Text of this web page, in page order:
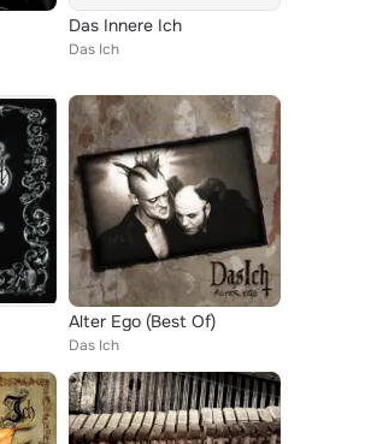
Das Innere Ich
Das Ich
Alter Ego (Best Of)
Das Ich